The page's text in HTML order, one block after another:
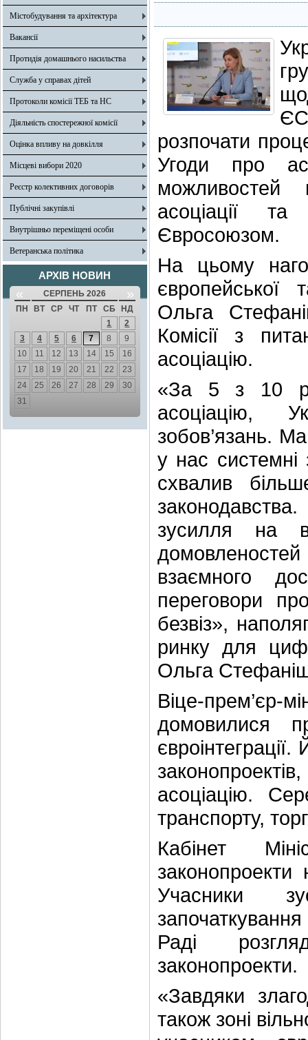
Містобудування та архітектура
Вакансії
Протидія домашнього насильства
Служба у справах дітей
Протоколи комісії ТЕБ та НС
Діяльність спостережної комісії
Оцінка впливу на довкілля
Місцеві вибори 2020
Реєстр колективних договорів
Публічні закупівлі
Внутрішньо переміщені особи
Ветеранська політика
АРХІВ НОВИН
« СЕРПЕНЬ 2026 »
ПН ВТ СР ЧТ ПТ СБ
НД
1
2
3
4 5 6 7 8
9
10
11 12 13 14 15
16
17
18 19 20 21 22
23
24
25 26 27 28 29
30
31
розпочати
Угоди про
можливостей
асоціації та
Євросоюзом.
На цьому
європейської
Ольга
Комісії з
асоціацію.
«За 5 з 10
асоціацію,
зобов’язань.
у нас системні
схвалив
зусилля на
взаємного
переговори
безвіз»,
ринку для
Ольга
Віце-прем’єр-
домовилися
асоціацію.
транспорту,
Кабінет
Учасники
Раді
законопроекти.
«Завдяки
також зоні